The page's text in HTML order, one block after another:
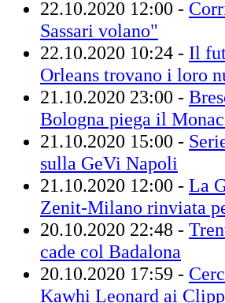
22.10.2020 12:00 -
Sassari volano"
22.10.2020 10:24 - Il
Orleans trovano i loro
21.10.2020 23:00 -
Bologna piega il
21.10.2020 15:00 -
sulla GeVi Napoli
21.10.2020 12:00 - La
Zenit-Milano rinviata
20.10.2020 22:48 -
cade col Badalona
20.10.2020 17:59 -
Kawhi Leonard ai